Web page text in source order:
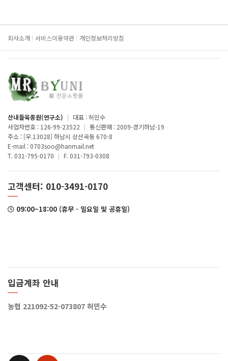
회사소개 서비스이용약관 개인정보처리방침
산내들육종원(연구소) | 대표 : 허민수
사업자번호 : 126-99-23522 | 통신판매 : 2009-경기하남-19
주소 : [우.13028] 하남시 상산곡동 670-8
E-mail : 0703soo@hanmail.net
T. 031-795-0170 | F. 031-793-0308
고객센터: 010-3491-0170
09:00~18:00 (휴무 - 일요일 및 공휴일)
입금계좌 안내
농협 221092-52-073807 허민수